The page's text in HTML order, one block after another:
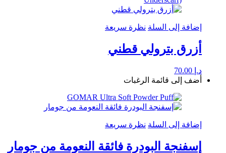
إضافة إلى السلة نظرة سريعة
أزرق بترولي قطني
د.إ
أضف إلى قائمة الرغبات
إضافة إلى السلة نظرة سريعة
إسفنجة البودرة فائقة النعومة من جومار